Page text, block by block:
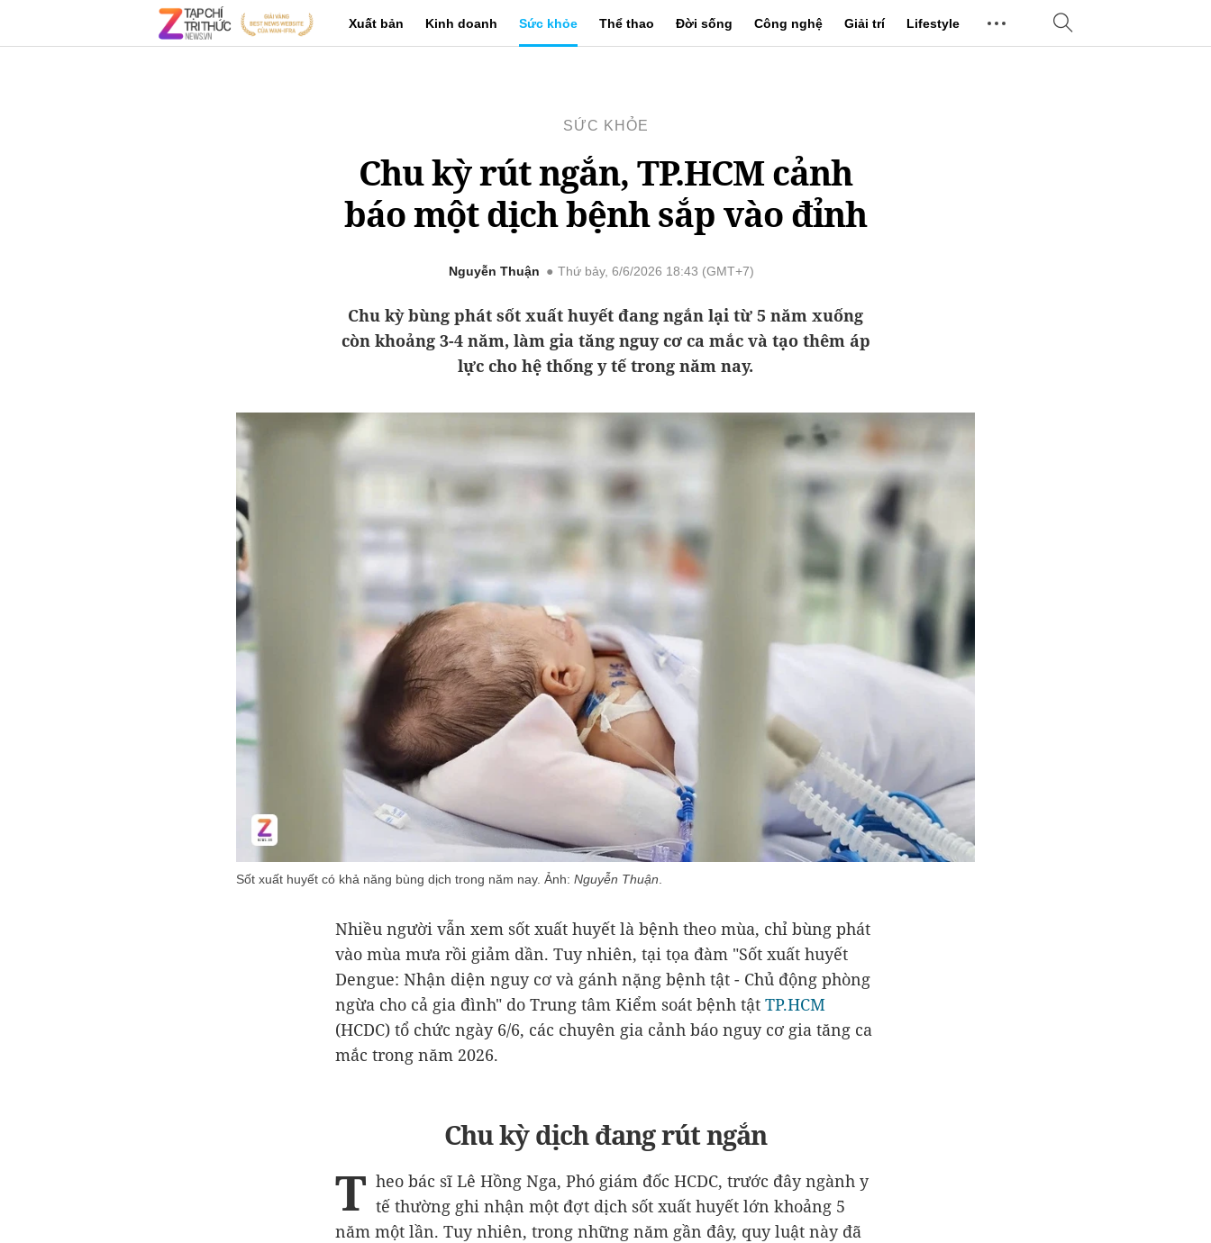
Xuất bản Kinh doanh Sức khỏe Thể thao Đời sống Công nghệ Giải trí Lifestyle
SỨC KHỎE
Chu kỳ rút ngắn, TP.HCM cảnh
báo một dịch bệnh sắp vào đỉnh
Nguyễn Thuận Thứ bảy, 6/6/2026 18:43 (GMT+7)
Chu kỳ bùng phát sốt xuất huyết đang ngắn lại từ 5 năm xuống
còn khoảng 3-4 năm, làm gia tăng nguy cơ ca mắc và tạo thêm áp
lực cho hệ thống y tế trong năm nay.
Sốt xuất huyết có khả năng bùng dịch trong năm nay. Ảnh: Nguyễn Thuận
Nhiều người vẫn xem sốt xuất huyết là bệnh theo mùa, chỉ bùng phát
vào mùa mưa rồi giảm dần. Tuy nhiên, tại tọa đàm "Sốt xuất huyết
Dengue: Nhận diện nguy cơ và gánh nặng bệnh tật - Chủ động phòng
ngừa cho cả gia đình" do Trung tâm Kiểm soát bệnh tật TP.HCM
(HCDC) tổ chức ngày 6/6, các chuyên gia cảnh báo nguy cơ gia tăng ca
mắc trong năm 2026.
Chu kỳ dịch đang rút ngắn
T heo bác sĩ Lê Hồng Nga, Phó giám đốc HCDC, trước đây ngành y
tế thường ghi nhận một đợt dịch sốt xuất huyết lớn khoảng 5
năm một lần. Tuy nhiên, trong những năm gần đây, quy luật này đã